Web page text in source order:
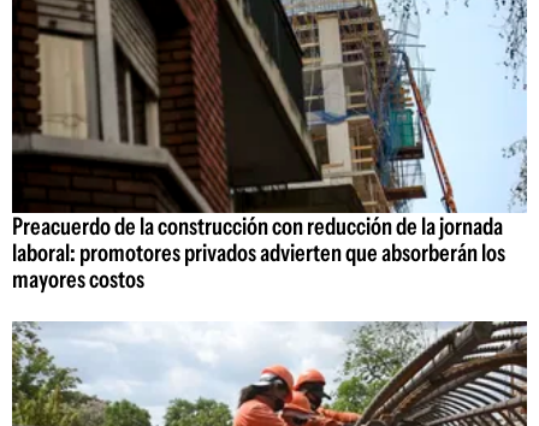
Preacuerdo de la construcción con reducción de la jornada
laboral: promotores privados advierten que absorberán los
mayores costos